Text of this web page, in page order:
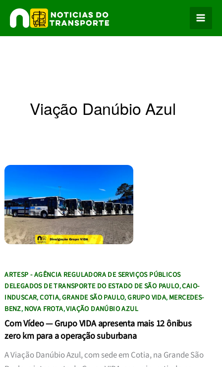
para
o
Viação Danúbio Azul
ARTESP - AGÊNCIA REGULADORA DE SERVIÇOS PÚBLICOS
DELEGADOS DE TRANSPORTE DO ESTADO DE SÃO PAULO,CAIO-
INDUSCAR,COTIA,GRANDE SÃO PAULO,GRUPO VIDA, MERCEDES-
BENZ, NOVA FROTA,VIAÇÃO DANÚBIO AZUL
Com Vídeo — Grupo VIDA apresenta mais 12 ônibus
zero km para a operação suburbana
A Viação Danúbio Azul, com sede em Cotia, na Grande São